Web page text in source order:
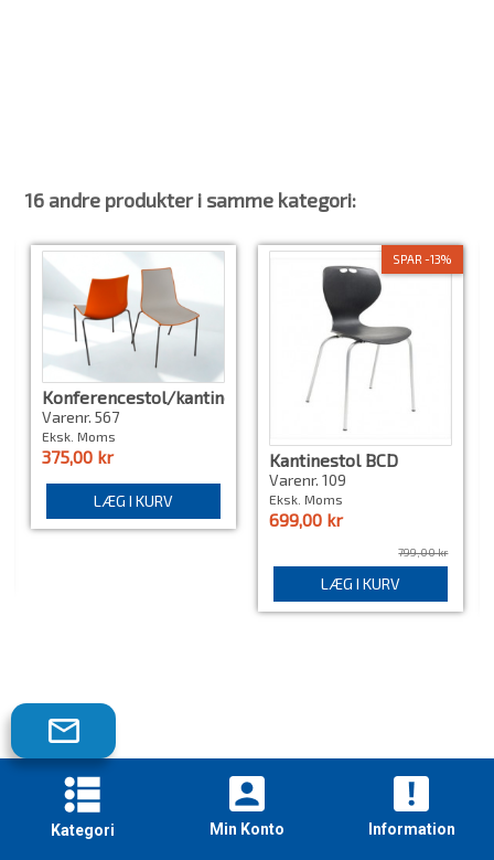
16 andre produkter i samme kategori:
Konferencestol/kantinestol,
Hvid/Orange, Brugt
Varenr. 567
Eksk. Moms
375,00 kr
LÆG I KURV
SPAR -13%
Kantinestol BCD
Varenr. 109
Eksk. Moms
699,00 kr
799,00 kr
LÆG I KURV
Tilmeld
dig
vores
nyhedsbrev!
Kategori Min Konto Information